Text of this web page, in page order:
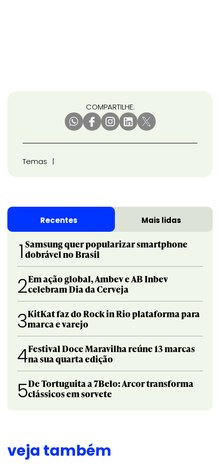
COMPARTILHE:
Temas
Recentes Mais lidas
1 Samsung quer popularizar smartphone
dobrável no Brasil
2Em ação global, Ambev e AB Inbev
celebram Dia da Cerveja
3KitKat faz do Rock in Rio plataforma para
marca e varejo
4Festival Doce Maravilha reúne 13 marcas
na sua quarta edição
5De Tortuguita a 7Belo: Arcor transforma
clássicos em sorvete
veja também